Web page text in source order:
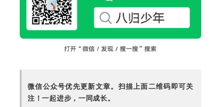
微信公众号优先更新文章。扫描上面二维码即可关
注！一起进步，一同成长。